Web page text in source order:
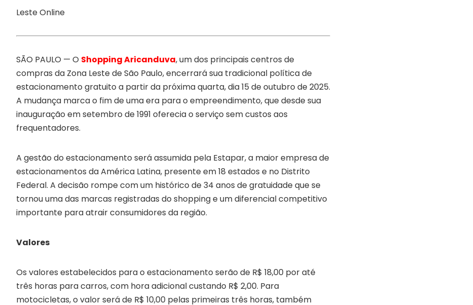
Leste Online
SÃO PAULO — O Shopping Aricanduva, um dos principais centros de
compras da Zona Leste de São Paulo, encerrará sua tradicional política de
estacionamento gratuito a partir da próxima quarta, dia 15 de outubro de 2025.
A mudança marca o fim de uma era para o empreendimento, que desde sua
inauguração em setembro de 1991 oferecia o serviço sem custos aos
frequentadores.
A gestão do estacionamento será assumida pela Estapar, a maior empresa de
estacionamentos da América Latina, presente em 18 estados e no Distrito
Federal. A decisão rompe com um histórico de 34 anos de gratuidade que se
tornou uma das marcas registradas do shopping e um diferencial competitivo
importante para atrair consumidores da região.
Valores
Os valores estabelecidos para o estacionamento serão de R$ 18,00 por até
três horas para carros, com hora adicional custando R$ 2,00. Para
motocicletas, o valor será de R$ 10,00 pelas primeiras três horas, também